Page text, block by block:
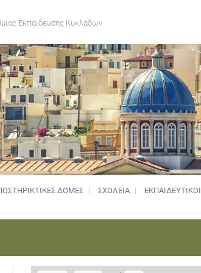
Εκπαίδευσης Κυκλάδων
ΔΟΜΈΣ ΣΧΟΛΕΙΑ ΕΚΠΑΙΔΕΥΤΙΚΟΙ